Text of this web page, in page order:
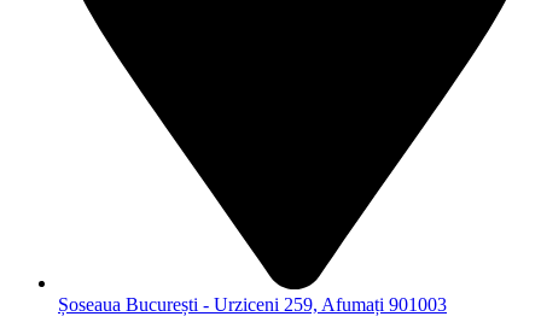
Șoseaua București - Urziceni 259, Afumați 901003